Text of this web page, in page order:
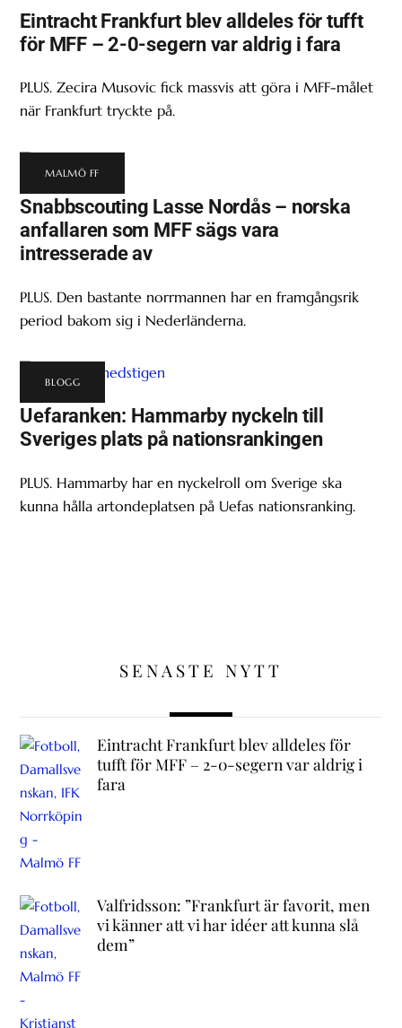
Eintracht Frankfurt blev alldeles för tufft
för MFF – 2-0-segern var aldrig i fara
PLUS. Zecira Musovic fick massvis att göra i MFF-målet
när Frankfurt tryckte på.
MALMÖ FF
Snabbscouting Lasse Nordås – norska
anfallaren som MFF sägs vara
intresserade av
PLUS. Den bastante norrmannen har en framgångsrik
period bakom sig i Nederländerna.
BLOGG
Uefaranken: Hammarby nyckeln till
Sveriges plats på nationsrankingen
PLUS. Hammarby har en nyckelroll om Sverige ska
kunna hålla artondeplatsen på Uefas nationsranking.
SENASTE NYTT
Eintracht Frankfurt blev alldeles för
tufft för MFF – 2-0-segern var aldrig i
fara
Valfridsson: ”Frankfurt är favorit, men
vi känner att vi har idéer att kunna slå
dem”